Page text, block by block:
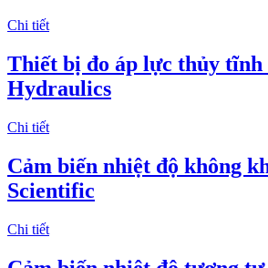
Chi tiết
Thiết bị đo áp lực thủy tĩnh
Hydraulics
Chi tiết
Cảm biến nhiệt độ không
Scientific
Chi tiết